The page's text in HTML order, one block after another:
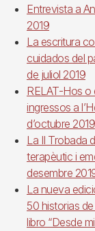
Entrevista a
2019
La escritura
cuidados del
de juliol 2019
RELAT-Hos o
ingressos a
d’octubre 2019
La II Trobada
terapèutic i
desembre
La nueva
50 historias
libro “Desde